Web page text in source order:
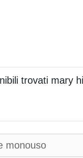
trovati mary
monouso